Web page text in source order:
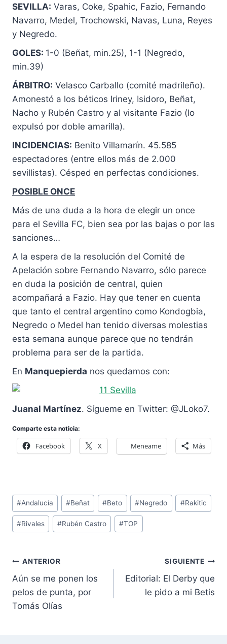
SEVILLA: Varas, Coke, Spahic, Fazio, Fernando
Navarro, Medel, Trochowski, Navas, Luna, Reyes
y Negredo.
GOLES: 1-0 (Beñat, min.25), 1-1 (Negredo,
min.39)
ÁRBITRO: Velasco Carballo (comité madrileño).
Amonestó a los béticos Iriney, Isidoro, Beñat,
Nacho y Rubén Castro y al visitante Fazio (lo
expulsó por doble amarilla).
INCIDENCIAS: Benito Villamarín. 45.585
espectadores (entre ellos más de 2.000
sevillistas). Césped en perfectas condiciones.
POSIBLE ONCE
Más de una duda a la hora de elegir un once
para el Sevilla FC, bien sea por las bajas o por las
sanciones…
A la espera de la resolución del Comité de
Apelación sobre Fernando Navarro, sólo parece
en duda la posición de central, quien
acompañará a Fazio. Hay que tener en cuenta
que tanto el central argentino como Kondogbia,
Negredo o Medel han tenido diversas molestias
esta semana aunque parece que no tendrán
problema para ser de la partida.
En Manquepierda nos quedamos con:
Juanal Martínez. Sígueme en Twitter: @JLoko7.
Comparte esta noticia:
Facebook X Meneame Más
Etiquetas
de
la
#Andalucía #Beñat #Beto #Negredo #Rakitic
#Rivales #Rubén Castro #TOP
Navegación
de
entradas
ANTERIOR
Aún se me ponen los
pelos de punta, por
Tomás Olías
SIGUIENTE
Editorial: El Derby que
le pido a mi Betis